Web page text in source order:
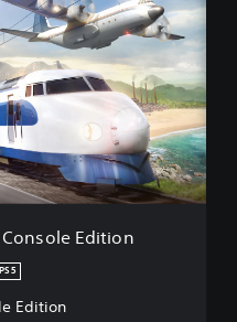
Edition
PS5
Edition